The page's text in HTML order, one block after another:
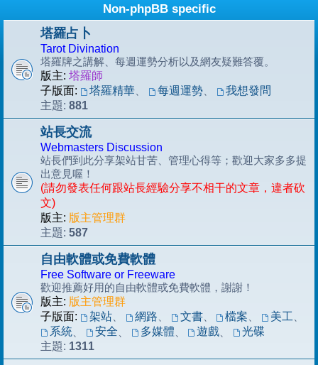
Non-phpBB specific
塔羅占卜
Tarot Divination
塔羅牌之講解、每週運勢分析以及網友疑難答覆。
版主: 塔羅師
子版面:
塔羅精華、 每週運勢、
我想發問
主題: 881
站長交流
Webmasters Discussion
站長們到此分享架站甘苦、管理心得等；歡迎大家多多提
出意見喔！
(請勿發表任何跟站長經驗分享不相干的文章，違者砍
文)
版主: 版主管理群
主題: 587
自由軟體或免費軟體
Free Software or Freeware
歡迎推薦好用的自由軟體或免費軟體，謝謝！
版主: 版主管理群
子版面:
架站、 網路 文書、 檔案 美工
系統、 安全 多媒體 遊戲
光碟
主題: 1311